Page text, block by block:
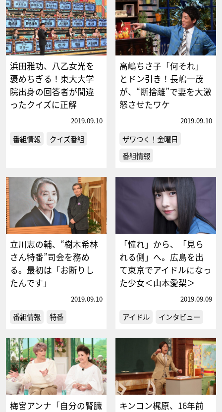
浜田雅功、八乙女光を
褒めちぎる！東大大学
院出身の回答者が間違
ったクイズに正解
2019.09.10
番組情報 クイズ番組
高嶋ちさ子「何それ」
とドン引き！長嶋一茂
が、“断捨離”で妻を大激
怒させたワケ
2019.09.10
ザワつく！金曜日
番組情報
立川志の輔、“樹木希林
さん特番”司会を務め
る。最初は「お断りし
たんです」
2019.09.10
番組情報 特番
「憧れ」から、「見ら
れる側」へ。広島を出
て東京でアイドルになっ
た少女＜山本愛梨＞
2019.09.09
アイドル インタビュー
梅宮アンナ「自分の腎臓 キンコン梶原、16年前